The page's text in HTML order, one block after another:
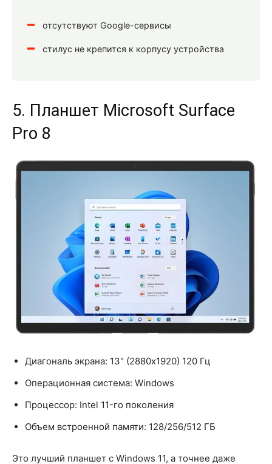
отсутствуют Google-сервисы
стилус не крепится к корпусу устройства
5. Планшет Microsoft Surface
Pro 8
Диагональ экрана: 13" (2880x1920) 120 Гц
Операционная система: Windows
Процессор: Intel 11-го поколения
Объем встроенной памяти: 128/256/512 ГБ
Это лучший планшет с Windows 11, а точнее даже